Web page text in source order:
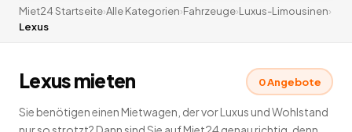
Miet24 Startseite›Alle Kategorien›Fahrzeuge›Luxus-Limousinen›
Lexus
Lexus mieten 0Angebote
Sie benötigen einen Mietwagen, der vor Luxus und Wohlstand